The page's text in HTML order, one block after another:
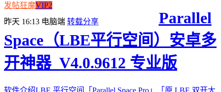
发帖狂魔VIP2
昨天 16:13 电脑端 转载分享
Parallel
Space（LBE平行空间）安卓多
开神器_V4.0.9612 专业版
软件介绍LBE 平行空间「Parallel Space Pro」「原 LBE 双开大